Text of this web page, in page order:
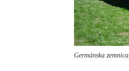
Germánska zemnica.